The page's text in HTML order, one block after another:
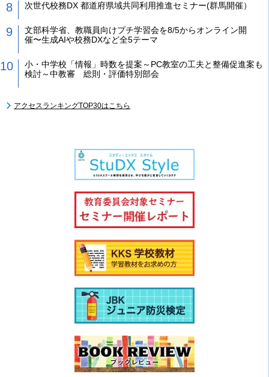
次世代校務DX 都道府県域共同利用推進セミナー(群馬開催）
文部科学省、教職員向けプチ学習会を8/5からオンライン開
催〜生成AIや校務DXなど全5テーマ
小・中学校「情報」時数を提案～PC教室の工夫と整備促進案も
検討～中教審 総則・評価特別部会
アクセスランキングTOP30はこちら